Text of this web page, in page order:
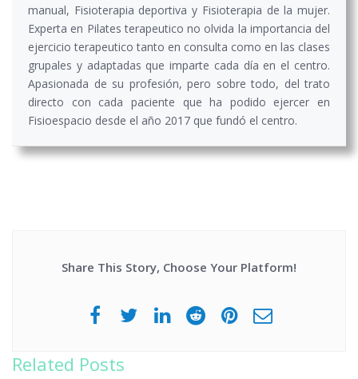
manual, Fisioterapia deportiva y Fisioterapia de la mujer.
Experta en Pilates terapeutico no olvida la importancia del
ejercicio terapeutico tanto en consulta como en las clases
grupales y adaptadas que imparte cada día en el centro.
Apasionada de su profesión, pero sobre todo, del trato
directo con cada paciente que ha podido ejercer en
Fisioespacio desde el año 2017 que fundó el centro.
Share This Story, Choose Your Platform!
Related Posts